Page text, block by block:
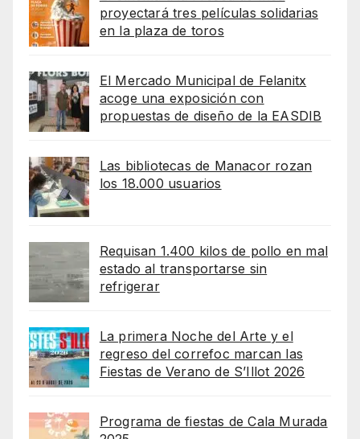
proyectará tres películas solidarias
en la plaza de toros
El Mercado Municipal de Felanitx
acoge una exposición con
propuestas de diseño de la EASDIB
Las bibliotecas de Manacor rozan
los 18.000 usuarios
Requisan 1.400 kilos de pollo en mal
estado al transportarse sin
refrigerar
La primera Noche del Arte y el
regreso del correfoc marcan las
Fiestas de Verano de S’Illot 2026
Programa de fiestas de Cala Murada